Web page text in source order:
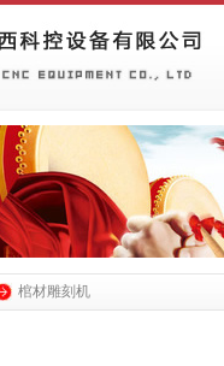
棺材雕刻机